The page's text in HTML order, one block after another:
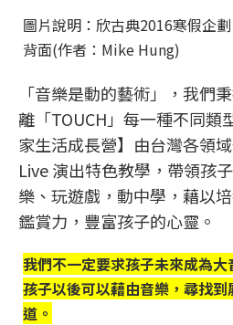
圖片說明：欣古典2016寒假企
背面(作者：Mike Hung)
「音樂是動的藝術」，我們
離「TOUCH」每一種不同類
家生活成長營】由台灣各領
Live 演出特色教學，帶領孩
樂、玩遊戲，動中學，藉以
鑑賞力，豐富孩子的心靈。
我們不一定要求孩子未來成為
孩子以後可以藉由音樂，尋找
道。